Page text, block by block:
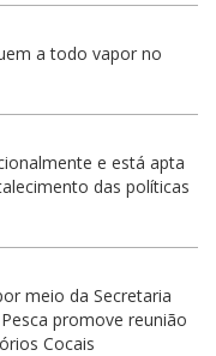
a todo vapor no
e está apta
das políticas
meio da Secretaria
promove reunião
Cocais